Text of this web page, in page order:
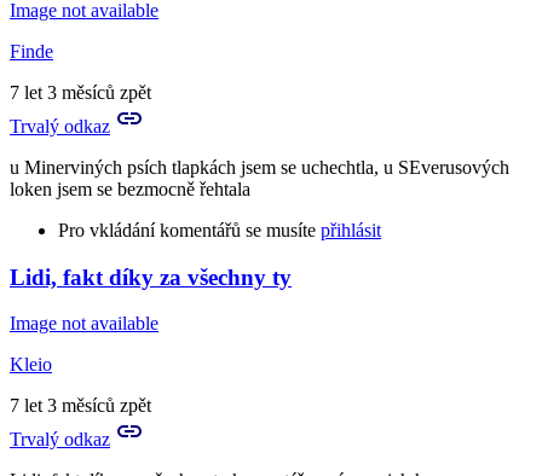
Image not available
Finde
7 let 3 měsíců zpět
Trvalý odkaz
u Minerviných psích tlapkách jsem se uchechtla, u SEverusových
loken jsem se bezmocně řehtala
Pro vkládání komentářů se musíte přihlásit
Lidi, fakt díky za všechny ty
Image not available
Kleio
7 let 3 měsíců zpět
Trvalý odkaz